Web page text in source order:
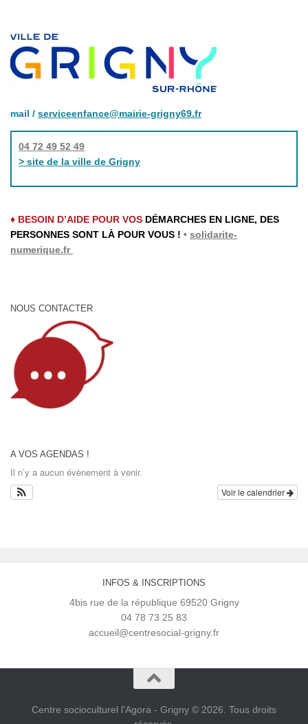
mail / serviceenfance@mairie-grigny69.fr
04 72 49 52 49
> site de la ville de Grigny
♦ BESOIN D’AIDE POUR VOS DÉMARCHES EN LIGNE, DES
PERSONNES SONT LÀ POUR VOUS ! • solidarite-
numerique.fr
NOUS CONTACTER
A VOS AGENDAS !
Il n’y a aucun évènement à venir.
Voir le calendrier
INFOS & INSCRIPTIONS
4bis rue de la république 69520 Grigny
04 78 73 25 83
accueil@centresocial-grigny.fr
Centre socioculturel l'Agora - Grigny © 2026. Tous droits